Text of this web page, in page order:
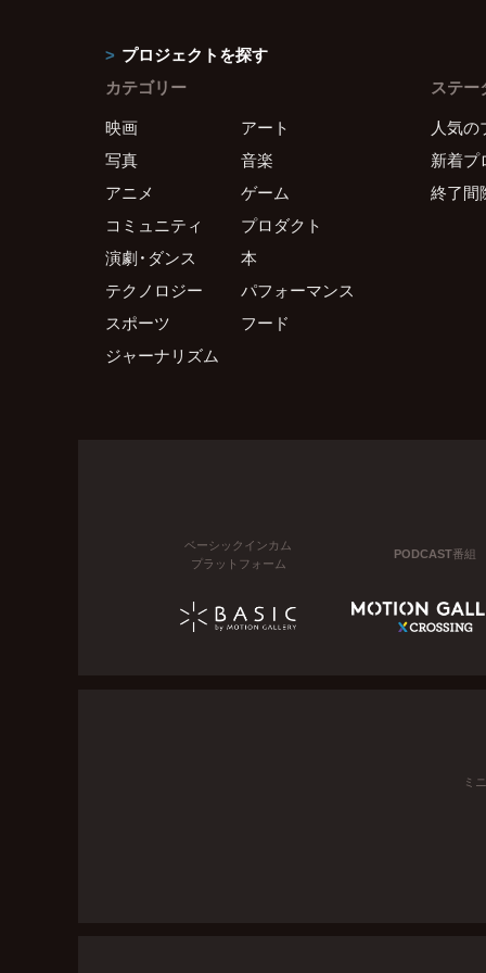
プロジェクトを探す
カテゴリー
映画
アート
写真
音楽
アニメ
ゲーム
コミュニティ
プロダクト
演劇・ダンス
本
テクノロジー
パフォーマンス
スポーツ
フード
ジャーナリズム
ステー
人気の
新着プ
終了間
ベーシックインカム
プラットフォーム
PODCAST番組
ミ